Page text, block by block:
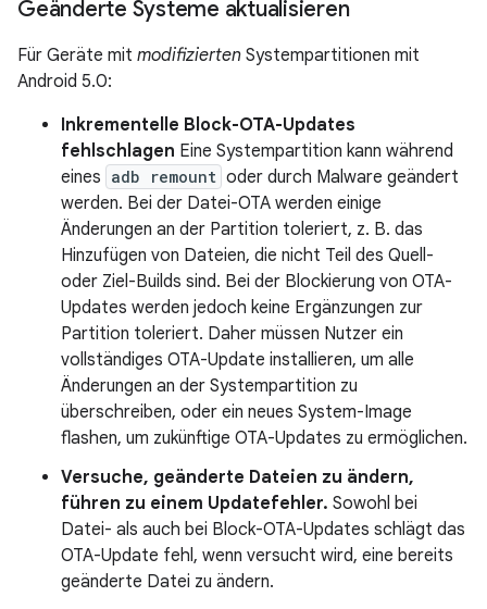
Geänderte Systeme aktualisieren
Für Geräte mit modifizierten Systempartitionen mit
Android 5.0:
Inkrementelle Block-OTA-Updates
fehlschlagen Eine Systempartition kann während
eines adb remount oder durch Malware geändert
werden. Bei der Datei-OTA werden einige
Änderungen an der Partition toleriert, z. B. das
Hinzufügen von Dateien, die nicht Teil des Quell-
oder Ziel-Builds sind. Bei der Blockierung von OTA-
Updates werden jedoch keine Ergänzungen zur
Partition toleriert. Daher müssen Nutzer ein
vollständiges OTA-Update installieren, um alle
Änderungen an der Systempartition zu
überschreiben, oder ein neues System-Image
flashen, um zukünftige OTA-Updates zu ermöglichen.
Versuche, geänderte Dateien zu ändern,
führen zu einem Updatefehler. Sowohl bei
Datei- als auch bei Block-OTA-Updates schlägt das
OTA-Update fehl, wenn versucht wird, eine bereits
geänderte Datei zu ändern.